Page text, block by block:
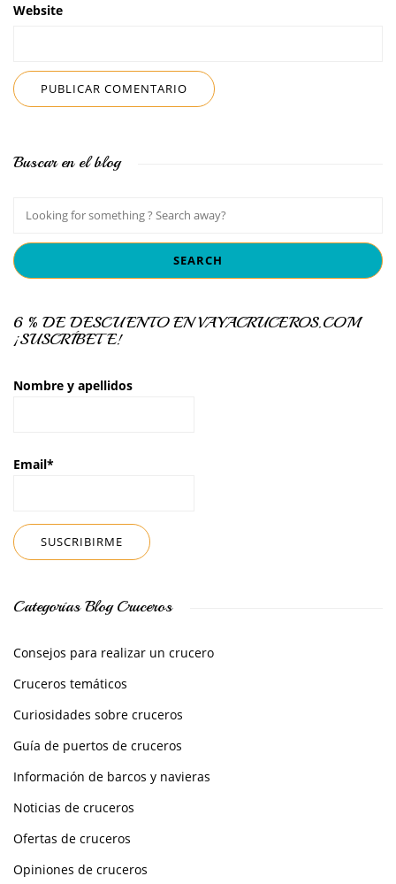
Website
Buscar en el blog
6 % DE DESCUENTO EN VAYACRUCEROS.COM
¡SUSCRÍBETE!
Nombre y apellidos
Email*
Categorías Blog Cruceros
Consejos para realizar un crucero
Cruceros temáticos
Curiosidades sobre cruceros
Guía de puertos de cruceros
Información de barcos y navieras
Noticias de cruceros
Ofertas de cruceros
Opiniones de cruceros